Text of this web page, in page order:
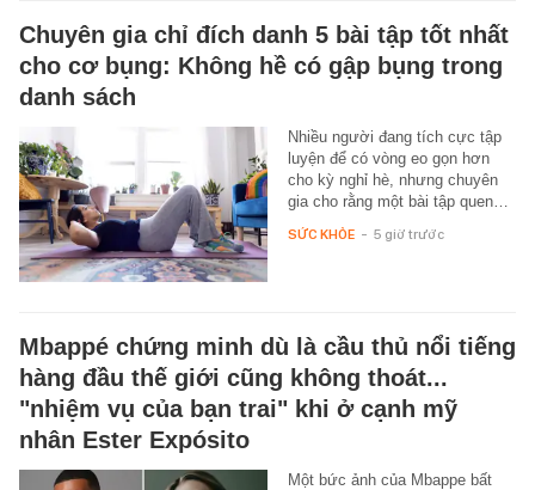
Chuyên gia chỉ đích danh 5 bài tập tốt nhất
cho cơ bụng: Không hề có gập bụng trong
danh sách
Nhiều người đang tích cực tập
luyện để có vòng eo gọn hơn
cho kỳ nghỉ hè, nhưng chuyên
gia cho rằng một bài tập quen…
SỨC KHỎE - 5 giờ trước
Mbappé chứng minh dù là cầu thủ nổi tiếng
hàng đầu thế giới cũng không thoát...
"nhiệm vụ của bạn trai" khi ở cạnh mỹ
nhân Ester Expósito
Một bức ảnh của Mbappe bất